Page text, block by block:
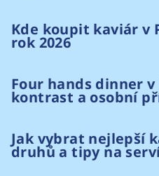
Kde koupit kaviár v
rok 2026
Four hands dinner v
kontrast a osobní
Jak vybrat nejlepší
druhů a tipy na